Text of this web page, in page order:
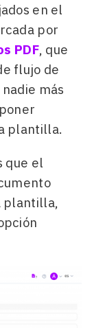
en el
por
PDF, que
flujo de
más
plantilla.
que el
plantilla,